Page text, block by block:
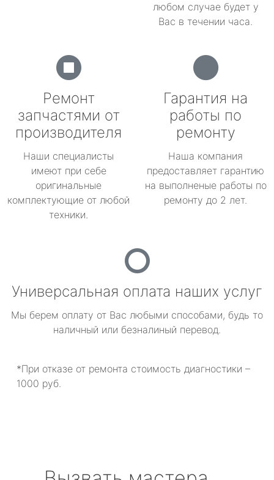
любом случае будет у
Вас в течении часа.
Ремонт
запчастями от
производителя
Наши специалисты
имеют при себе
оригинальные
комплектующие от любой
техники.
Гарантия на
работы по
ремонту
Наша компания
предоставляет гарантию
на выполненые работы по
ремонту до 2 лет.
Универсальная оплата наших услуг
Мы берем оплату от Вас любыми способами, будь то
наличный или безналиный перевод.
*При отказе от ремонта стоимость диагностики –
1000 руб.